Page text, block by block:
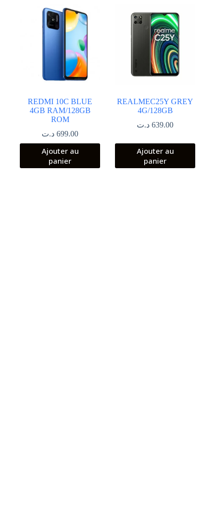
REDMI 10C BLUE
4GB RAM/128GB
ROM
699.00 د.ت
Ajouter au
panier
REALMEC25Y GREY
4G/128GB
639.00 د.ت
Ajouter au
panier